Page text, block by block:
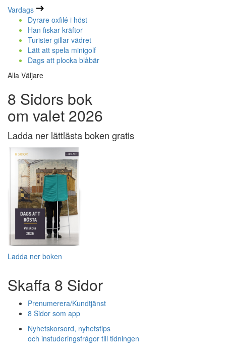
Vardags
Dyrare oxfilé i höst
Han fiskar kräftor
Turister gillar vädret
Lätt att spela minigolf
Dags att plocka blåbär
Alla Väljare
8 Sidors bok
om valet 2026
Ladda ner lättlästa boken gratis
Ladda ner boken
Skaffa 8 Sidor
Prenumerera/Kundtjänst
8 Sidor som app
Nyhetskorsord, nyhetstips
och instuderingsfrågor till tidningen